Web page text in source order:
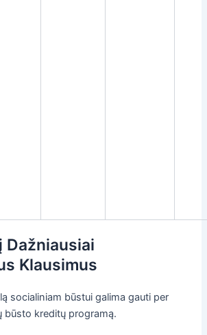
Dažniausiai
Klausimus
socialiniam būstui galima gauti per
būsto kreditų programą.